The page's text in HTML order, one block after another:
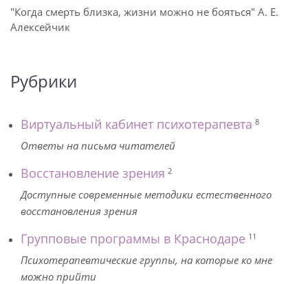
"Когда смерть близка, жизни можно не бояться" А. Е.
Алексейчик
Рубрики
Виртуальный кабинет психотерапевта 8
Ответы на письма читателей
Восстановление зрения 2
Доступные современные методики естественного
восстановления зрения
Групповые программы в Краснодаре 11
Психотерапевтические группы, на которые ко мне
можно прийти